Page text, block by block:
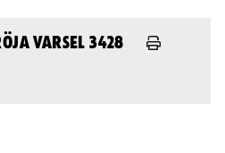
varsel 3428